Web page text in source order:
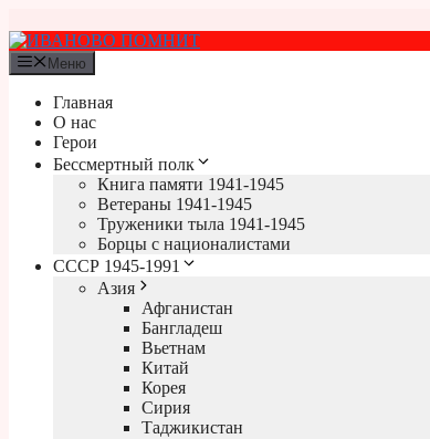
к
содержимому
Меню
Главная
О нас
Герои
Бессмертный полк
Книга памяти 1941-1945
Ветераны 1941-1945
Труженики тыла 1941-1945
Борцы с националистами
СССР 1945-1991
Азия
Афганистан
Бангладеш
Вьетнам
Китай
Корея
Сирия
Таджикистан